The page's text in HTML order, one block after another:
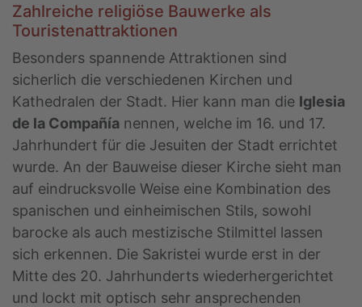
Zahlreiche religiöse Bauwerke als
Touristenattraktionen
Besonders spannende Attraktionen sind
sicherlich die verschiedenen Kirchen und
Kathedralen der Stadt. Hier kann man die Iglesia
de la Compañía nennen, welche im 16. und 17.
Jahrhundert für die Jesuiten der Stadt errichtet
wurde. An der Bauweise dieser Kirche sieht man
auf eindrucksvolle Weise eine Kombination des
spanischen und einheimischen Stils, sowohl
barocke als auch mestizische Stilmittel lassen
sich erkennen. Die Sakristei wurde erst in der
Mitte des 20. Jahrhunderts wiederhergerichtet
und lockt mit optisch sehr ansprechenden